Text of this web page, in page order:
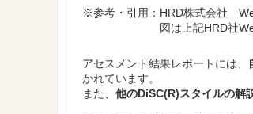
※参考・引用：HRD株式会社
図は上記HRD社Webサイ
アセスメント結果レポートには、
かれています。
また、 他のDiSC(R)スタイルの解